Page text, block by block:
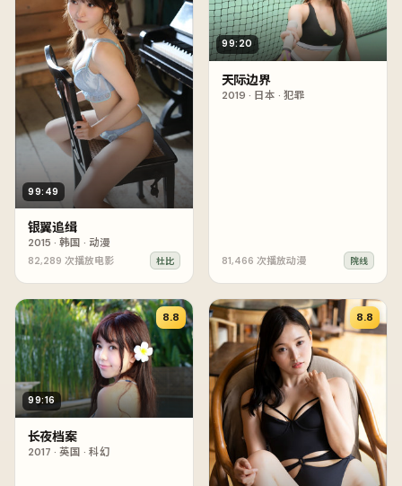
99:49
银翼追缉
2015 · 韩国 · 动漫
82,289 次播放电影 杜比
99:20
天际边界
2019 · 日本 · 犯罪
81,466 次播放动漫 院线
99:16
8.8
长夜档案
2017 · 英国 · 科幻
8.8